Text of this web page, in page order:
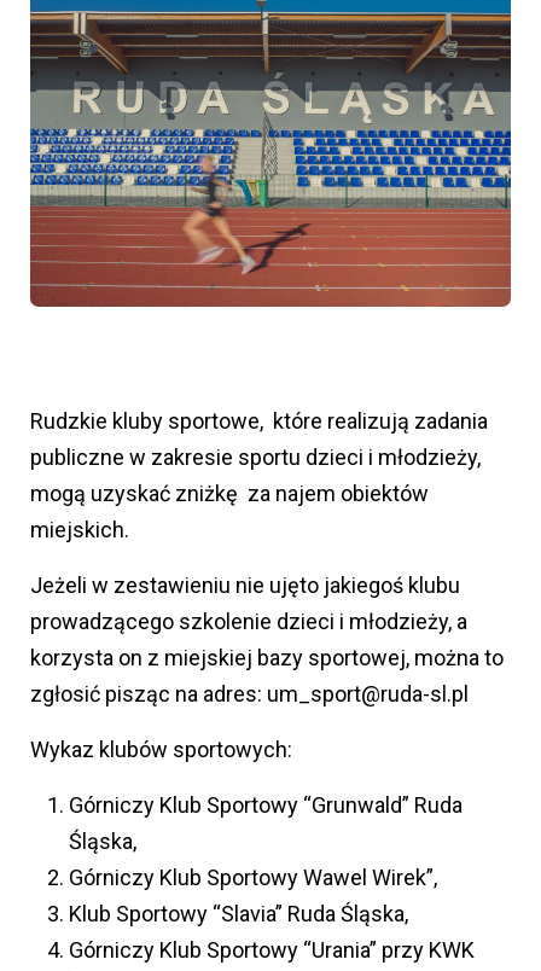
Rudzkie kluby sportowe, które realizują zadania
publiczne w zakresie sportu dzieci i młodzieży,
mogą uzyskać zniżkę za najem obiektów
miejskich.
Jeżeli w zestawieniu nie ujęto jakiegoś klubu
prowadzącego szkolenie dzieci i młodzieży, a
korzysta on z miejskiej bazy sportowej, można to
zgłosić pisząc na adres: um_sport@ruda-sl.pl
Wykaz klubów sportowych:
Górniczy Klub Sportowy “Grunwald” Ruda
Śląska,
Górniczy Klub Sportowy Wawel Wirek”,
Klub Sportowy “Slavia” Ruda Śląska,
Górniczy Klub Sportowy “Urania” przy KWK